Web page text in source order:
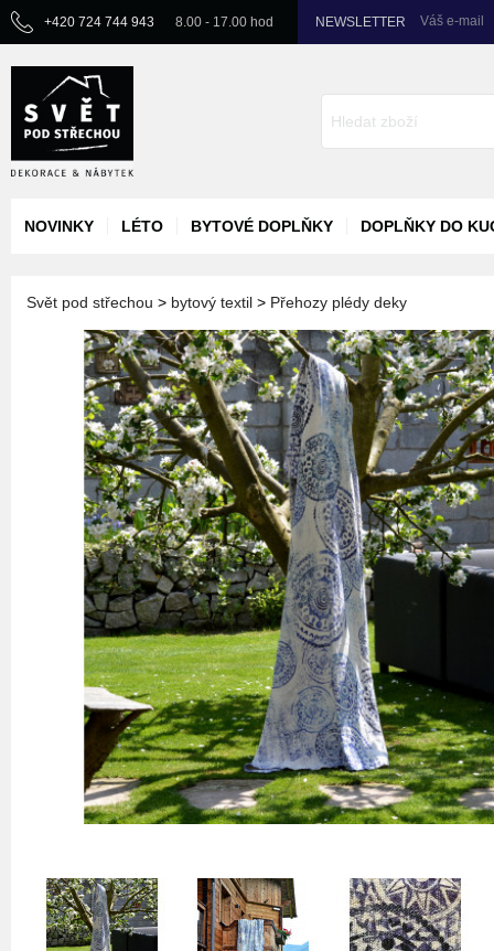
+420 724 744 943 8.00 - 17.00 hod NEWSLETTER Váš e-mail
NOVINKY LÉTO BYTOVÉ DOPLŇKY DOPLŇKY DO
Svět pod střechou > bytový textil > Přehozy plédy deky